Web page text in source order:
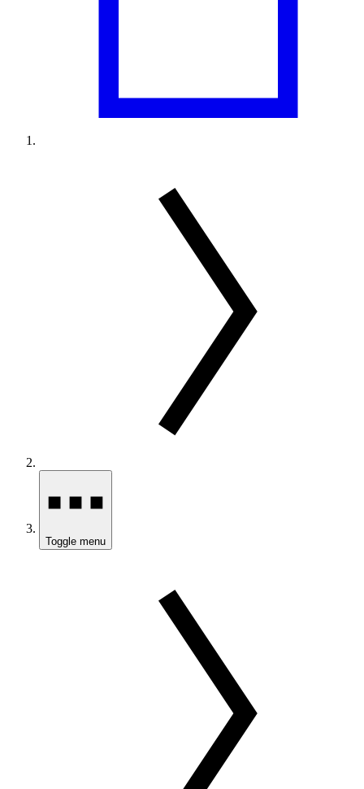
Toggle menu